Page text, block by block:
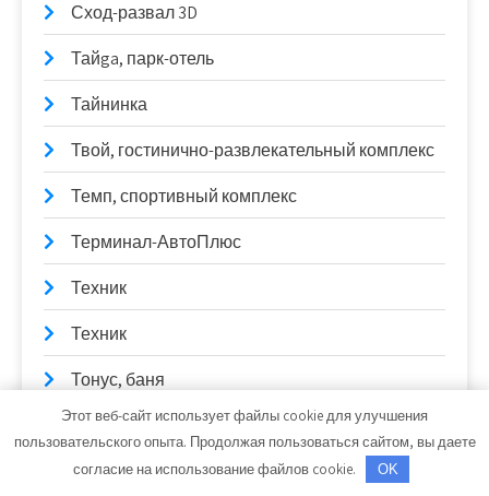
Сход-развал 3D
Тайga, парк-отель
Тайнинка
Твой, гостинично-развлекательный комплекс
Темп, спортивный комплекс
Терминал-АвтоПлюс
Техник
Техник
Тонус, баня
Тонус, сауна
Торговая фирма, ИП Васильев Е.П.
Этот веб-сайт использует файлы cookie для улучшения
пользовательского опыта. Продолжая пользоваться сайтом, вы даете
согласие на использование файлов cookie.
OK